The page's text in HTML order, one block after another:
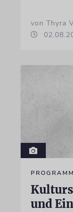
von Thyra
PROGRAMM
und